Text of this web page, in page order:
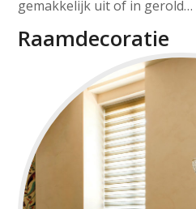
gemakkelijk uit of in gerold…
Raamdecoratie